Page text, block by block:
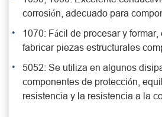
corrosión, adecuado para
1070: Fácil de procesar y
fabricar piezas estructurales
5052: Se utiliza en algunos
componentes de protección,
resistencia y la resistencia a la